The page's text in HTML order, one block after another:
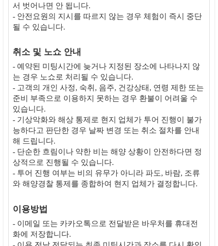
서 벗어나면 안 됩니다.
- 안전요원의 지시를 따르지 않는 경우 체험이 즉시 중단
될 수 있습니다.
취소 및 노쇼 안내
- 예약된 미팅시간에 늦거나 지정된 장소에 나타나지 않
는 경우 노쇼로 처리될 수 있습니다.
- 고객의 개인 사정, 숙취, 음주, 건강상태, 연령 제한 또는
준비 부족으로 이용하지 못하는 경우 환불이 어려울 수
있습니다.
- 기상악화와 해상 통제로 현지 업체가 투어 진행이 불가
능하다고 판단한 경우 날짜 변경 또는 취소 절차를 안내
해 드립니다.
- 단순한 흐림이나 약한 비는 해양 상황이 안전하다면 정
상적으로 진행될 수 있습니다.
- 투어 진행 여부는 비의 유무가 아니라 파도, 바람, 조류
와 해양경찰 통제를 종합하여 현지 업체가 결정합니다.
이용방법
- 이메일 또는 카카오톡으로 전달받은 바우처를 휴대전
화에 저장합니다.